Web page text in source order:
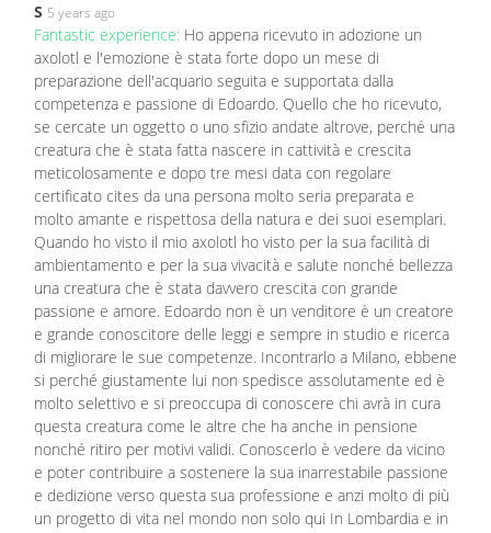
S 5 years ago
Fantastic experience: Ho appena ricevuto in adozione un
axolotl e l'emozione è stata forte dopo un mese di
preparazione dell'acquario seguita e supportata dalla
competenza e passione di Edoardo. Quello che ho ricevuto,
se cercate un oggetto o uno sfizio andate altrove, perché una
creatura che è stata fatta nascere in cattività e crescita
meticolosamente e dopo tre mesi data con regolare
certificato cites da una persona molto seria preparata e
molto amante e rispettosa della natura e dei suoi esemplari.
Quando ho visto il mio axolotl ho visto per la sua facilità di
ambientamento e per la sua vivacità e salute nonché bellezza
una creatura che è stata davvero crescita con grande
passione e amore. Edoardo non è un venditore è un creatore
e grande conoscitore delle leggi e sempre in studio e ricerca
di migliorare le sue competenze. Incontrarlo a Milano, ebbene
si perché giustamente lui non spedisce assolutamente ed è
molto selettivo e si preoccupa di conoscere chi avrà in cura
questa creatura come le altre che ha anche in pensione
nonché ritiro per motivi validi. Conoscerlo è vedere da vicino
e poter contribuire a sostenere la sua inarrestabile passione
e dedizione verso questa sua professione e anzi molto di più
un progetto di vita nel mondo non solo qui In Lombardia e in